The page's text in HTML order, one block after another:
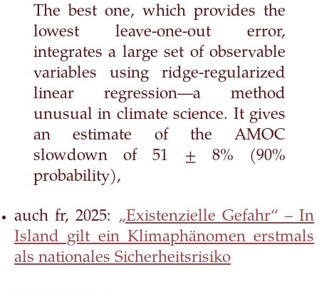
The best one, which provides the
lowest leave-one-out error,
integrates a large set of observable
variables using ridge-regularized
linear regression—a method
unusual in climate science. It gives
an estimate of the AMOC
slowdown of 51 ± 8% (90%
probability),
auch fr, 2025:
„Existenzielle Gefahr“ – In
Island gilt ein Klimaphänomen erstmals
als nationales Sicherheitsrisiko